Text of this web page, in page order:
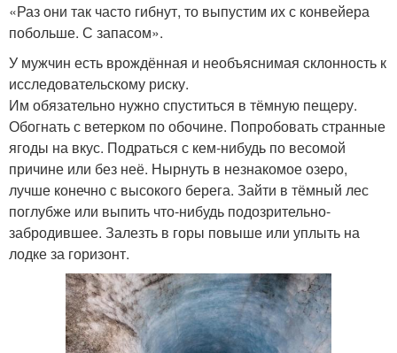
«Раз они так часто гибнут, то выпустим их с конвейера
побольше. С запасом».
У мужчин есть врождённая и необъяснимая склонность к
исследовательскому риску.
Им обязательно нужно спуститься в тёмную пещеру.
Обогнать с ветерком по обочине. Попробовать странные
ягоды на вкус. Подраться с кем-нибудь по весомой
причине или без неё. Нырнуть в незнакомое озеро,
лучше конечно с высокого берега. Зайти в тёмный лес
поглубже или выпить что-нибудь подозрительно-
забродившее. Залезть в горы повыше или уплыть на
лодке за горизонт.